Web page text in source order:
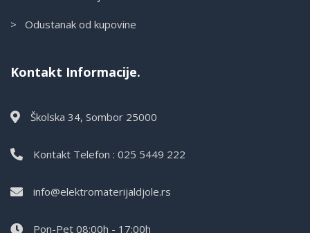
> Odustanak od kupovine
Kontakt Informacije.
Školska 34, Sombor 25000
Kontakt Telefon : 025 5449 222
info@elektromaterijaldjole.rs
Pon-Pet 08:00h - 17:00h